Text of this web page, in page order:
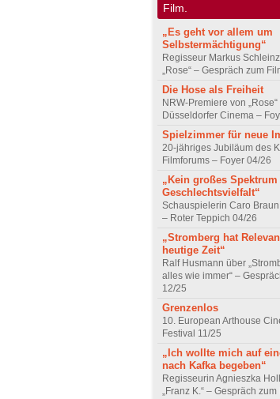
Film.
„Es geht vor allem um
Selbstermächtigung“
Regisseur Markus
„Rose“ – Gespräch zum
Die Hose als Freiheit
NRW-Premiere von „Rose“
Düsseldorfer Cinema –
Spielzimmer für neue
20-jähriges Jubiläum des
Filmforums – Foyer 04/26
„Kein großes Spektrum
Geschlechtsvielfalt“
Schauspielerin Caro Braun
– Roter Teppich 04/26
„Stromberg hat
heutige Zeit“
Ralf Husmann über
alles wie immer“ –
12/25
Grenzenlos
10. European Arthouse
Festival 11/25
„Ich wollte mich auf
nach Kafka begeben“
Regisseurin Agnieszka
„Franz K.“ – Gespräch